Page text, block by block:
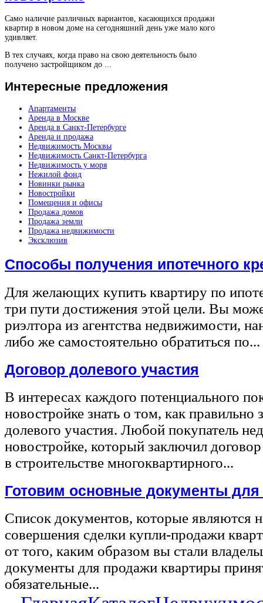
Само наличие различных вариантов, касающихся продажи
квартир в новом доме на сегодняшний день уже мало кого
удивляет.
В тех случаях, когда право на свою деятельность было
получено застройщиком до ...
Интересные предложения
Апартаменты
Аренда в Москве
Аренда в Санкт-Петербурге
Аренда и продажа
Недвижимость Москвы
Недвижимость Санкт-Петербурга
Недвижимость у моря
Нежилой фонд
Новинки рынка
Новостройки
Помещения и офисы
Продажа домов
Продажа земли
Продажа недвижимости
Эксклюзив
Способы получения ипотечного
Для желающих купить квартиру по
три пути достижения этой цели. Вы
риэлтора из агентства недвижимости,
либо же самостоятельно обратиться по...
Договор долевого участия
В интересах каждого потенциального
новостройке знать о том, как правильно
долевого участия. Любой покупатель
новостройке, который заключил
в строительстве многоквартирного...
Готовим основные документы
Список документов, которые являются
совершения сделки купли-продажи
от того, каким образом вы стали
документы для продажи квартиры
обязательные...